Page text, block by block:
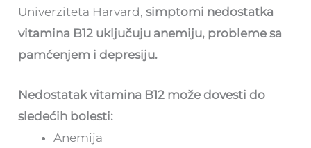
Univerziteta Harvard,simptomi nedostatka
vitamina B12 uključuju anemiju, probleme sa
pamćenjem i depresiju.
Nedostatak vitamina B12 može dovesti do
sledećih bolesti:
Anemija